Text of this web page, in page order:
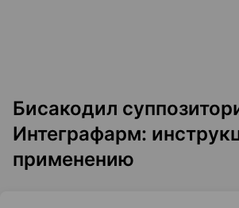
Бисакодил
Интеграфарм:
применению